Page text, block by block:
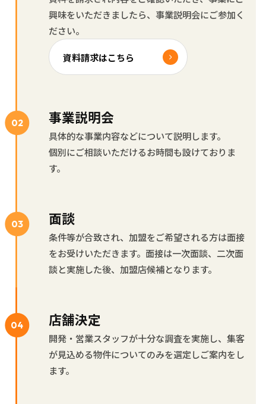
興味をいただきましたら、事業説明会にご参加く
ださい。
資料請求はこちら
事業説明会
具体的な事業内容などについて説明します。
個別にご相談いただけるお時間も設けておりま
す。
面談
条件等が合致され、加盟をご希望される方は面接
をお受けいただきます。面接は一次面談、二次面
談と実施した後、加盟店候補となります。
店舗決定
開発・営業スタッフが十分な調査を実施し、集客
が見込める物件についてのみを選定しご案内をし
ます。